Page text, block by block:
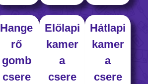
Hange
rő
gomb
csere
Előlapi
kamer
a
csere
Hátlapi
kamer
a
csere